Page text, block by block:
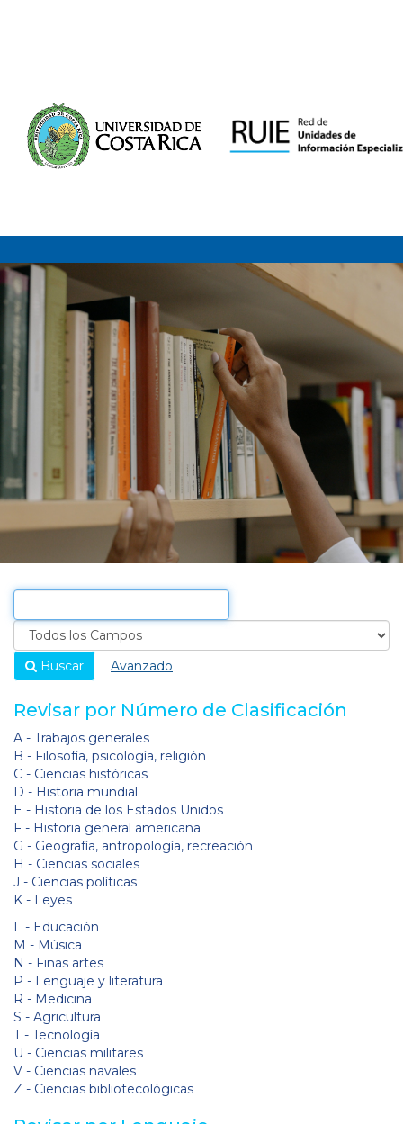
Buscar Avanzado
Revisar por Número de Clasificación
A - Trabajos generales
B - Filosofía, psicología, religión
C - Ciencias históricas
D - Historia mundial
E - Historia de los Estados Unidos
F - Historia general americana
G - Geografía, antropología, recreación
H - Ciencias sociales
J - Ciencias políticas
K - Leyes
L - Educación
M - Música
N - Finas artes
P - Lenguaje y literatura
R - Medicina
S - Agricultura
T - Tecnología
U - Ciencias militares
V - Ciencias navales
Z - Ciencias bibliotecológicas